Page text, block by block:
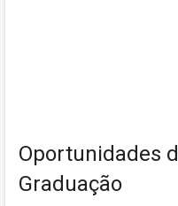
Oportunidades
Graduação